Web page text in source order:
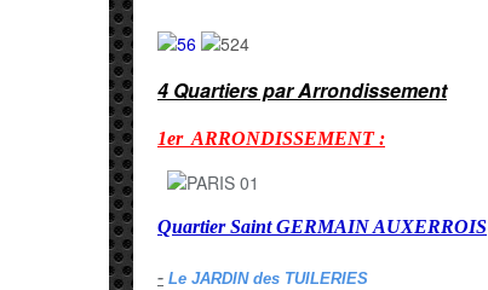
4 Quartiers par Arrondissement
1er ARRONDISSEMENT :
Quartier Saint GERMAIN AUXERROIS
- Le JARDIN des TUILERIES